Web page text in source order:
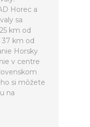
Horec a
sa
km od
37 km od
Horsky
v centre
si môžete
na